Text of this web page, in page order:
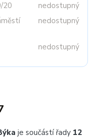
20
nedostupný
nedostupný
nedostupný
je součástí řady 12